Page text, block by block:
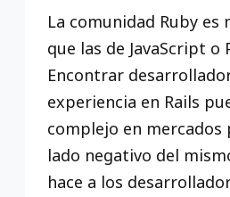
La comunidad Ruby es
que las de JavaScript o
Encontrar
experiencia en Rails
complejo en mercados
lado negativo del
hace a los